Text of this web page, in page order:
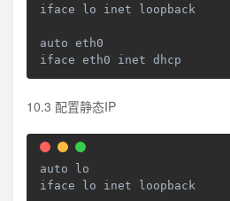
iface lo inet loopback
auto eth0
iface eth0 inet dhcp
10.3 配置静态IP
auto lo
iface lo inet loopback